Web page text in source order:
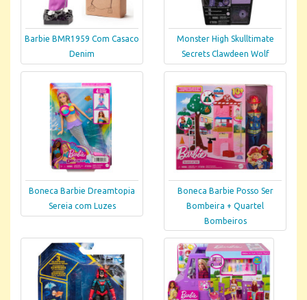
Barbie BMR1959 Com Casaco
Denim
Monster High Skulltimate
Secrets Clawdeen Wolf
Boneca Barbie Dreamtopia
Sereia com Luzes
Boneca Barbie Posso Ser
Bombeira + Quartel
Bombeiros